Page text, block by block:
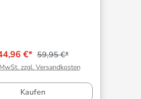
€* 59,95 €*
zzgl. Versandkosten
Kaufen